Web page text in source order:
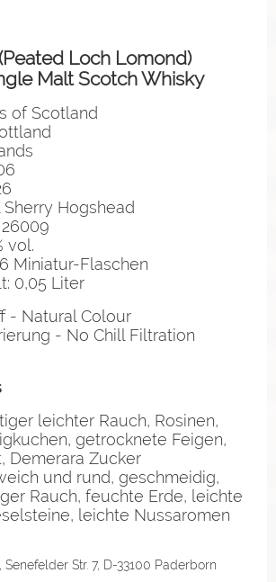
Loch Lomond)
Malt Scotch Whisky
of Scotland
Sherry Hogshead
vol.
Miniatur-Flaschen
0,05 Liter
- Natural Colour
- No Chill Filtration
leichter Rauch, Rosinen,
getrocknete Feigen,
Demerara Zucker
und rund, geschmeidig,
Rauch, feuchte Erde, leichte
leichte Nussaromen
Str. 7, D-33100 Paderborn